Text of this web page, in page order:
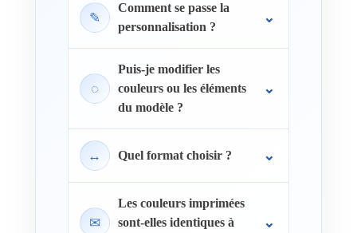
✎
Comment se passe la
personnalisation ?
◌
Puis-je modifier les
couleurs ou les éléments
du modèle ?
↔ Quel format choisir ?
✉
Les couleurs imprimées
sont-elles identiques à